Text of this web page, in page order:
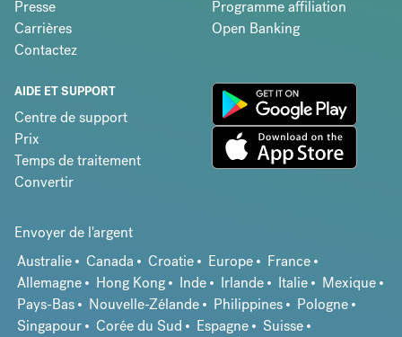
Presse
Carrières
Contactez
Programme affiliation
Open Banking
AIDE ET SUPPORT
Centre de support
Prix
Temps de traitement
Convertir
Envoyer de l'argent
Australie
Canada Croatie Europe
France
Allemagne
Hong Kong Inde Irlande Italie
Mexique
Pays-Bas
Nouvelle-Zélande Philippines
Pologne
Singapour
Corée du Sud Espagne
Suisse